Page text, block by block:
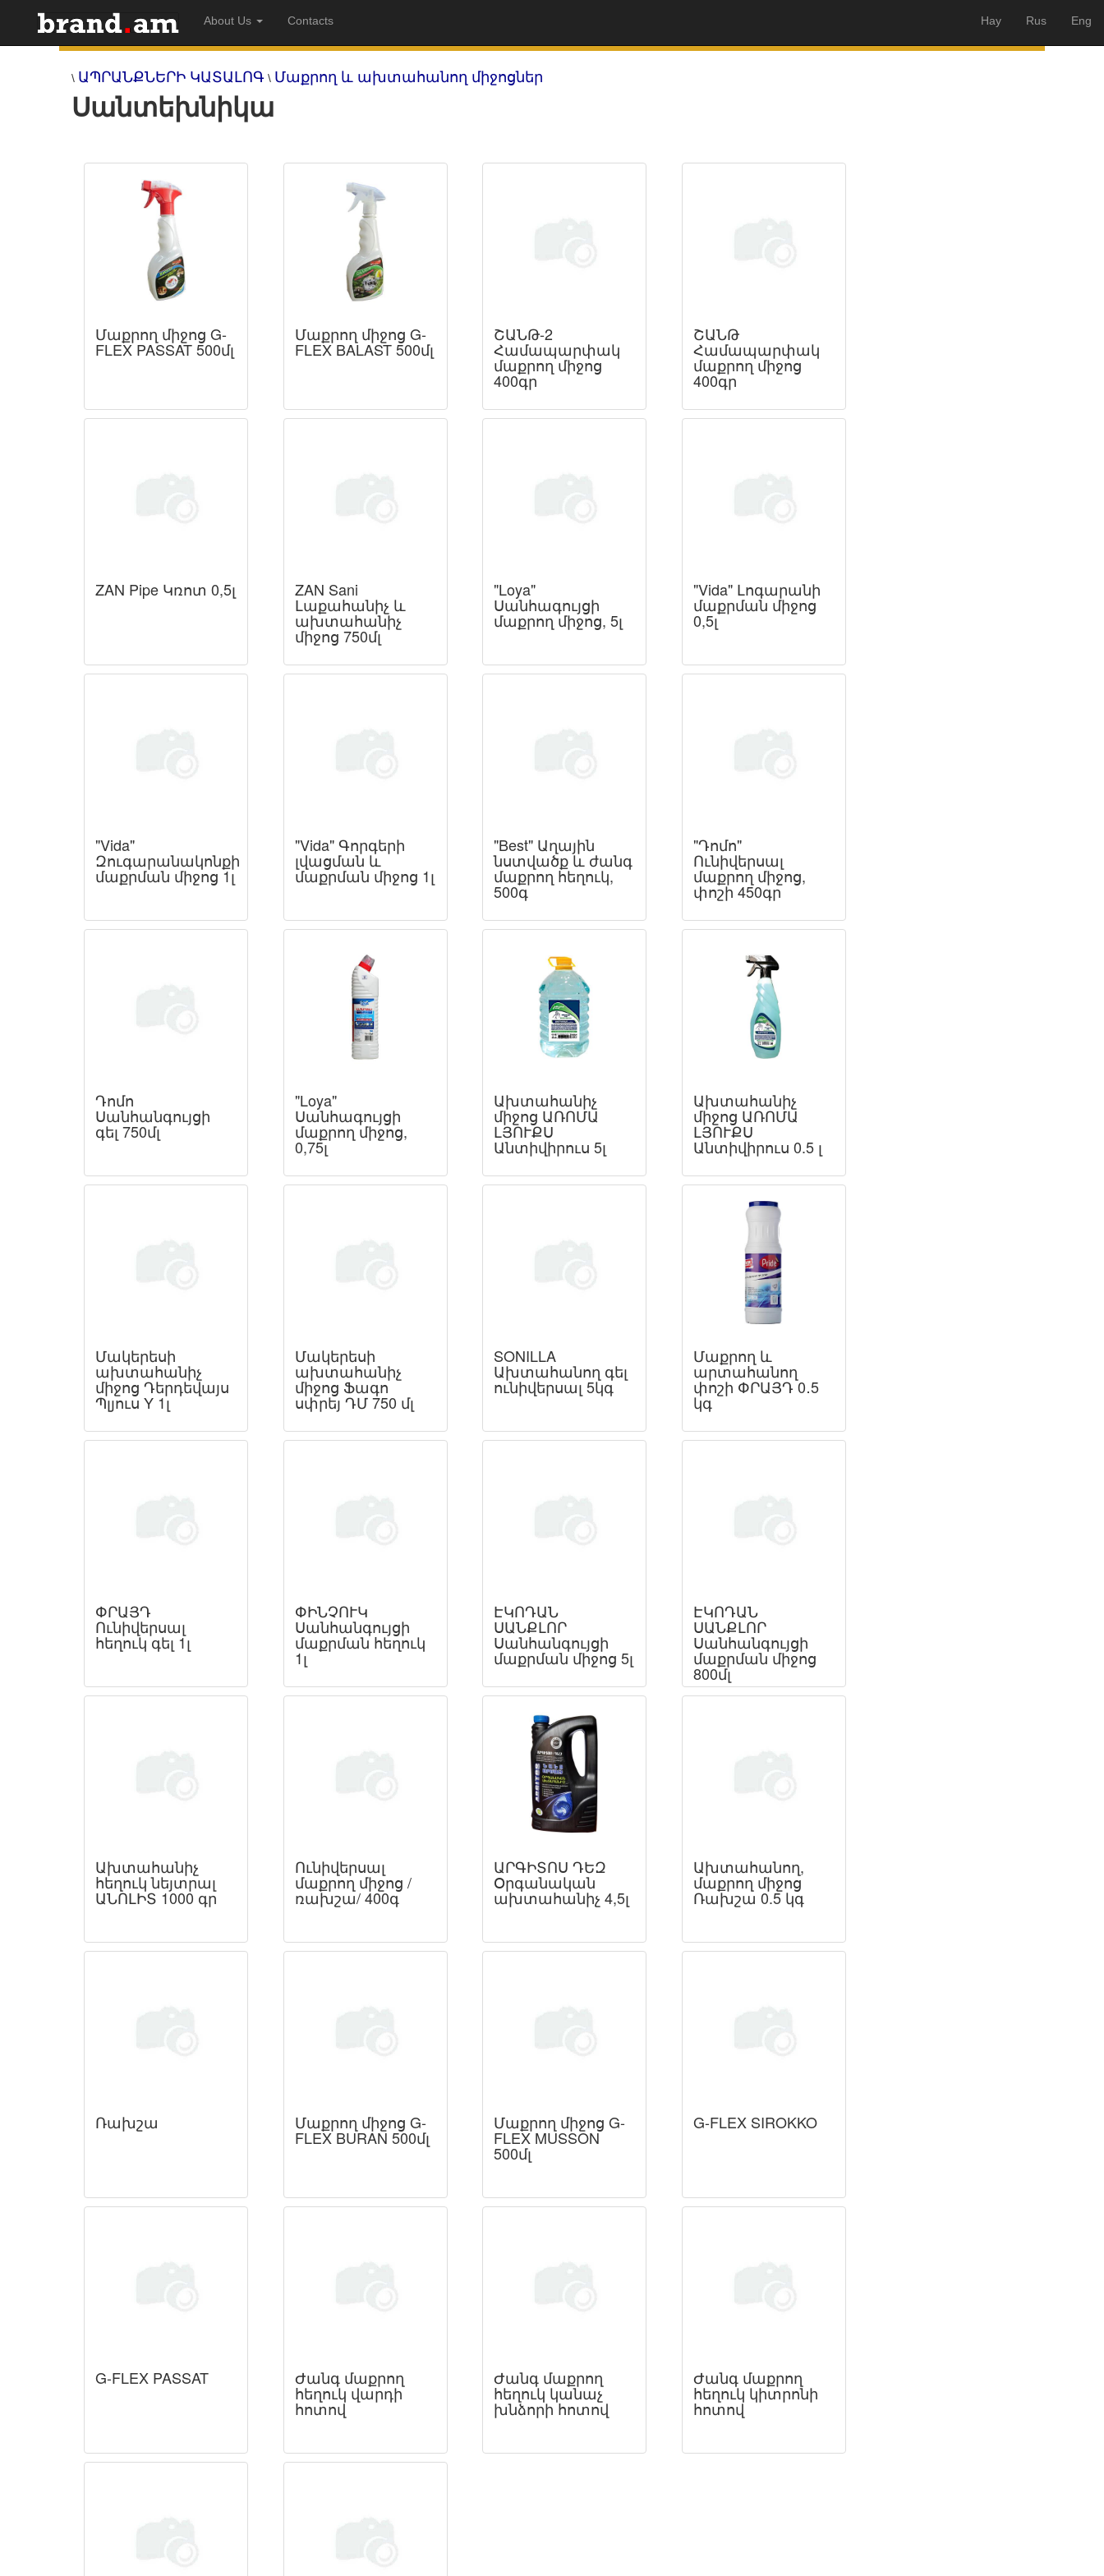
About Us Contacts Hay Rus Eng
\ ԱՊՐԱՆՔՆԵՐԻ ԿԱՏԱԼՈԳ \ Մաքրող և ախտահանող միջոցներ
Սանտեխնիկա
Մաքրող միջոց G-
FLEX PASSAT 500մլ
Մաքրող միջոց G-
FLEX BALAST 500մլ
ՇԱՆԹ-2
Համապարփակ
մաքրող միջոց
400գր
ՇԱՆԹ
Համապարփակ
մաքրող միջոց
400գր
ZAN Pipe Կռոտ 0,5լ ZAN Sani
Լաքահանիչ և
ախտահանիչ
միջոց 750մլ
"Loya"
Սանհագույցի
մաքրող միջոց, 5լ
"Vida" Լոգարանի
մաքրման միջոց
0,5լ
"Vida"
Զուգարանակոնքի
մաքրման միջոց 1լ
"Vida" Գորգերի
լվացման և
մաքրման միջոց 1լ
"Best" Աղային
նստվածք և ժանգ
մաքրող հեղուկ,
500գ
"Դոմո"
Ունիվերսալ
մաքրող միջոց,
փոշի 450գր
Դոմո
Սանհանգույցի
գել 750մլ
"Loya"
Սանհագույցի
մաքրող միջոց,
0,75լ
Ախտահանիչ
միջոց ԱՌՈՄԱ
ԼՅՈՒՔՍ
Անտիվիրուս 5լ
Ախտահանիչ
միջոց ԱՌՈՄԱ
ԼՅՈՒՔՍ
Անտիվիրուս 0.5 լ
Մակերեսի
ախտահանիչ
միջոց Դերդեվայս
Պլյուս Y 1լ
Մակերեսի
ախտահանիչ
միջոց Ֆագո
սփրեյ ԴՄ 750 մլ
SONILLA
Ախտահանող գել
ունիվերսալ 5կգ
Մաքրող և
արտահանող
փոշի ՓՐԱՅԴ 0․5
կգ
ՓՐԱՅԴ
Ունիվերսալ
հեղուկ գել 1լ
ՓԻՆՉՈՒԿ
Սանհանգույցի
մաքրման հեղուկ
1լ
ԷԿՈԴԱՆ
ՍԱՆՔԼՈՐ
Սանհանգույցի
մաքրման միջոց 5լ
ԷԿՈԴԱՆ
ՍԱՆՔԼՈՐ
Սանհանգույցի
մաքրման միջոց
800մլ
Ախտահանիչ
հեղուկ նեյտրալ
ԱՆՈԼԻՏ 1000 գր
Ունիվերսալ
մաքրող միջոց /
ռախշա/ 400գ
ԱՐԳԻՏՈՍ ԴԵԶ
Օրգանական
ախտահանիչ 4,5լ
Ախտահանող,
մաքրող միջոց
Ռախշա 0.5 կգ
Ռախշա Մաքրող միջոց G-
FLEX BURAN 500մլ
Մաքրող միջոց G-
FLEX MUSSON
500մլ
G-FLEX SIROKKO
G-FLEX PASSAT Ժանգ մաքրող
հեղուկ վարդի
հոտով
Ժանգ մաքրող
հեղուկ կանաչ
խնձորի հոտով
Ժանգ մաքրող
հեղուկ կիտրոնի
հոտով